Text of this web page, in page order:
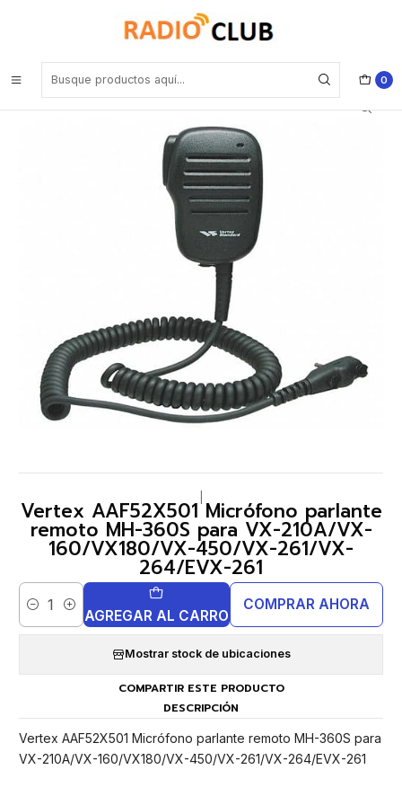
0
Micrófono Parlante Remoto
Vertex AAF52X501 Micrófono parlante remoto MH-360S para VX-
210A/VX-160/VX180/VX-450/VX-261/VX-264/EVX-261
Vertex AAF52X501 Micrófono parlante
remoto MH-360S para VX-210A/VX-
160/VX180/VX-450/VX-261/VX-
264/EVX-261
Cantidad AGREGAR AL CARRO
COMPRAR AHORA
Mostrar stock de ubicaciones
COMPARTIR ESTE PRODUCTO
DESCRIPCIÓN
Vertex AAF52X501 Micrófono parlante remoto MH-360S para
VX-210A/VX-160/VX180/VX-450/VX-261/VX-264/EVX-261